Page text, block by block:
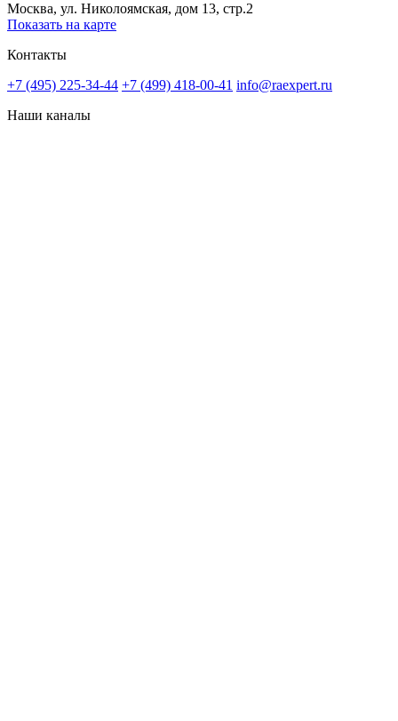
Москва, ул. Николоямская, дом 13, стр.2
Показать на карте
Контакты
+7 (495) 225-34-44 +7 (499) 418-00-41 info@raexpert.ru
Наши каналы